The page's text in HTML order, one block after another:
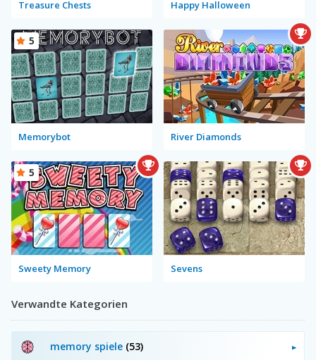
Treasure Chests Happy Halloween
Memorybot
5
River Diamonds
Sweety Memory
5
Sevens
Verwandte Kategorien
memory spiele (53)